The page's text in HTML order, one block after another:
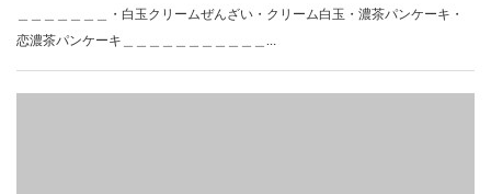
＿＿＿＿＿＿＿・白玉クリームぜんざい・クリーム白玉・濃茶パンケーキ・
恋濃茶パンケーキ＿＿＿＿＿＿＿＿＿＿＿…